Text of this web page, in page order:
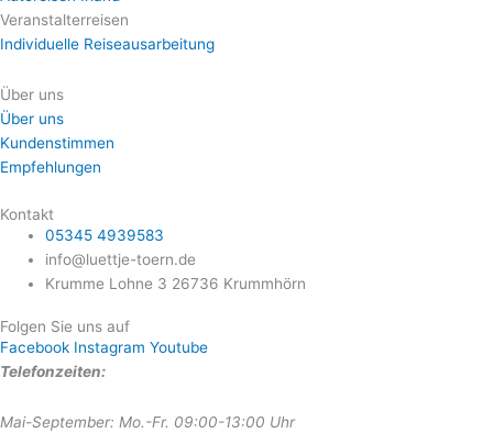
Veranstalterreisen
Individuelle Reiseausarbeitung
Über uns
Über uns
Kundenstimmen
Empfehlungen
Kontakt
05345 4939583
info@luettje-toern.de
Krumme Lohne 3 26736 Krummhörn
Folgen Sie uns auf
Facebook Instagram Youtube
Telefonzeiten:
Mai-September: Mo.-Fr. 09:00-13:00 Uhr